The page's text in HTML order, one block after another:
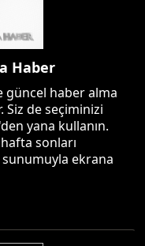
Haber
güncel haber alma
Siz de seçiminizi
yana kullanın.
sonları
sunumuyla ekrana